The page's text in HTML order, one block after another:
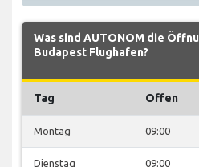
Was sind AUTONOM die
Budapest Flughafen?
Tag Offen
Montag 09:00
Dienstag 09:00